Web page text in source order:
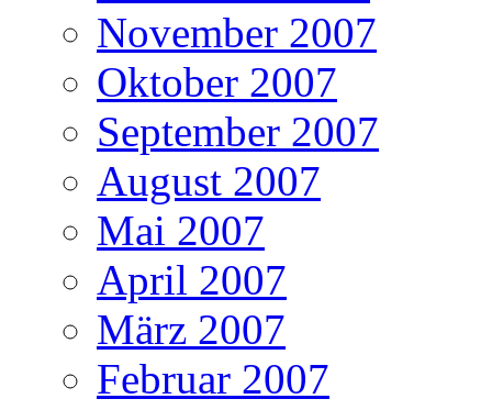
November 2007
Oktober 2007
September 2007
August 2007
Mai 2007
April 2007
März 2007
Februar 2007